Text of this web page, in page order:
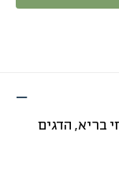
בריא, הדגים